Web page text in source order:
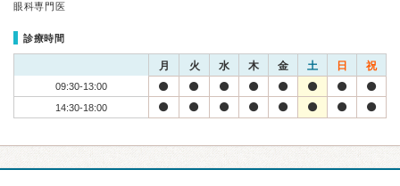
眼科専門医
診療時間
月 火 水 木 金 土 日 祝
09:30-13:00
14:30-18:00